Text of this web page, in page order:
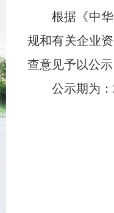
根据《中
规和有关企业
查意见予以公示
公示期为：